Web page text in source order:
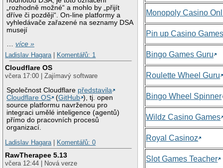
„rozhodně možné“ a mohlo by „přijít
dříve či později“. On-line platformy a
vyhledávače zařazené na seznamy DSA
musejí
…více »
Ladislav Hagara
Komentářů: 1
Cloudflare OS
včera 17:00 | Zajímavý software
Společnost Cloudflare představila
Cloudflare OS
(GitHub ), tj. open
source platformu navrženou pro
integraci umělé inteligence (agentů)
přímo do pracovních procesů
organizací.
Ladislav Hagara
Komentářů: 0
RawTherapee 5.13
včera 12:44 | Nová verze
Monopoly Casino
Pin up Casino
Bingo Games Guru
Roulette Wheel Guru
Bingo Wheel Spinner
Wildz Casino Games
Royal Casinoz
Slot Games Teacher